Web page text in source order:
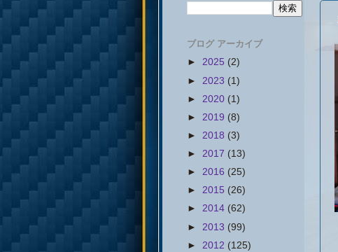
ブログ アーカイブ
► 2025 (2)
► 2023 (1)
► 2020 (1)
► 2019 (8)
► 2018 (3)
► 2017 (13)
► 2016 (25)
► 2015 (26)
► 2014 (62)
► 2013 (99)
► 2012 (125)